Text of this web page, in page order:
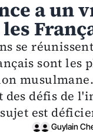
a un
se
sont les
des défis de
est
Guylain